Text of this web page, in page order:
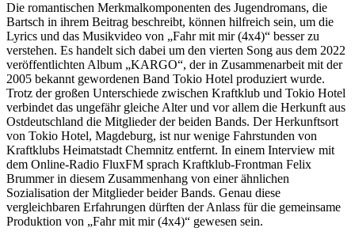
Die romantischen Merkmalkomponenten des Jugendromans, die
Bartsch in ihrem Beitrag beschreibt, können hilfreich sein, um die
Lyrics und das Musikvideo von „Fahr mit mir (4x4)“ besser zu
verstehen. Es handelt sich dabei um den vierten Song aus dem 2022
veröffentlichten Album „KARGO“, der in Zusammenarbeit mit der
2005 bekannt gewordenen Band Tokio Hotel produziert wurde.
Trotz der großen Unterschiede zwischen Kraftklub und Tokio Hotel
verbindet das ungefähr gleiche Alter und vor allem die Herkunft aus
Ostdeutschland die Mitglieder der beiden Bands. Der Herkunftsort
von Tokio Hotel, Magdeburg, ist nur wenige Fahrstunden von
Kraftklubs Heimatstadt Chemnitz entfernt. In einem Interview mit
dem Online-Radio FluxFM sprach Kraftklub-Frontman Felix
Brummer in diesem Zusammenhang von einer ähnlichen
Sozialisation der Mitglieder beider Bands. Genau diese
vergleichbaren Erfahrungen dürften der Anlass für die gemeinsame
Produktion von „Fahr mit mir (4x4)“ gewesen sein.